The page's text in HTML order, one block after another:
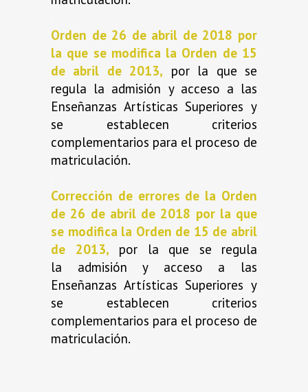
Orden de 26 de abril de 2018 por
la que se modifica la Orden de 15
de abril de 2013, por la que se
regula la admisión y acceso a las
Enseñanzas Artísticas Superiores y
se establecen criterios
complementarios para el proceso de
matriculación.
Corrección de errores de la Orden
de 26 de abril de 2018 por la que
se modifica la Orden de 15 de abril
de 2013, por la que se regula
la admisión y acceso a las
Enseñanzas Artísticas Superiores y
se establecen criterios
complementarios para el proceso de
matriculación.